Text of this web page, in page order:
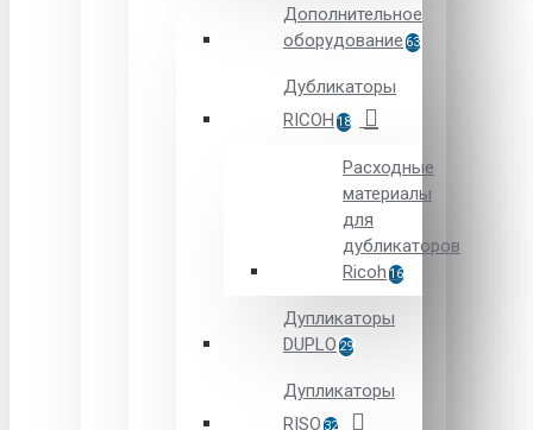
Дополнительное
оборудование 63
Дубликаторы
RICOH 18
Расходные
материалы
для
дубликаторов
Ricoh 16
Дупликаторы
DUPLO 29
Дупликаторы
RISO 32